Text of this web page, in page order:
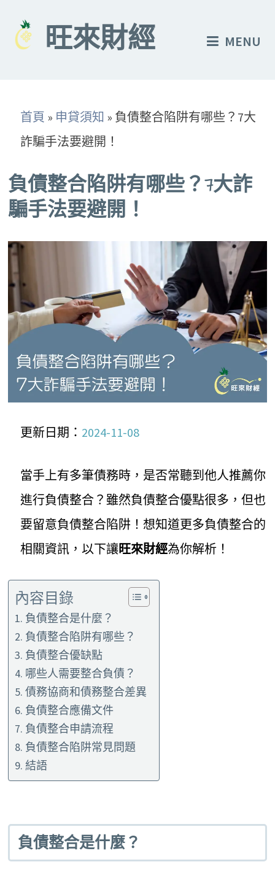
content
旺來財經 MENU
首頁 » 申貸須知 » 負債整合陷阱有哪些？7大
詐騙手法要避開！
負債整合陷阱有哪些？7大詐
騙手法要避開！
更新日期： 2024-11-08
當手上有多筆債務時，是否常聽到他人推薦你
進行負債整合？雖然負債整合優點很多，但也
要留意負債整合陷阱！想知道更多負債整合的
相關資訊，以下讓旺來財經為你解析！
內容目錄
負債整合是什麼？
負債整合陷阱有哪些？
負債整合優缺點
哪些人需要整合負債？
債務協商和債務整合差異
負債整合應備文件
負債整合申請流程
負債整合陷阱常見問題
結語
負債整合是什麼？